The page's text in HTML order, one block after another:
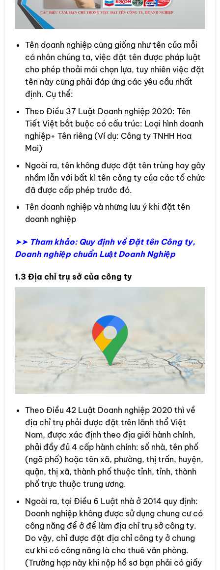
Tên doanh nghiệp cũng giống như tên của mỗi
cá nhân chúng ta, việc đặt tên được pháp luật
cho phép thoải mái chọn lựa, tuy nhiên việc đặt
tên này cũng phải đáp ứng các yêu cầu nhất
định. Cụ thể:
Theo Điều 37 Luật Doanh nghiệp 2020: Tên
Tiết Việt bắt buộc có cấu trúc: Loại hình doanh
nghiệp+ Tên riêng (Ví dụ: Công ty TNHH Hoa
Mai)
Ngoài ra, tên không được đặt tên trùng hay gây
nhầm lẫn với bất kì tên công ty của các tổ chức
đã được cấp phép trước đó.
Tên doanh nghiệp và những lưu ý khi đặt tên
doanh nghiệp
➤➤ Tham khảo: Quy định về Đặt tên Công ty,
Doanh nghiệp chuẩn Luật Doanh Nghiệp
1.3 Địa chỉ trụ sở của công ty
Theo Điều 42 Luật Doanh nghiệp 2020 thì về
địa chỉ trụ phải được đặt trên lãnh thổ Việt
Nam, được xác định theo địa giới hành chính,
phải đầy đủ 4 cấp hành chính: số nhà, tên phố
(ngõ phố) hoặc tên xã, phường, thị trấn, huyện,
quận, thị xã, thành phố thuộc tỉnh, tỉnh, thành
phố trực thuộc trung ương.
Ngoài ra, tại Điều 6 Luật nhà ở 2014 quy định:
Doanh nghiệp không được sử dụng chung cư có
công năng để ở để làm địa chỉ trụ sở công ty.
Do vậy, chỉ được đặt địa chỉ công ty ở chung
cư khi có công năng là cho thuê văn phòng.
(Trường hợp này khi nộp hồ sơ bạn phải có giấy